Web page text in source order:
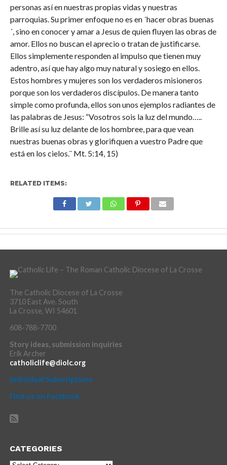
personas así en nuestras propias vidas y nuestras
parroquias. Su primer enfoque no es en ´hacer obras buenas
´, sino en conocer y amar a Jesus de quien fluyen las obras de
amor. Ellos no buscan el aprecio o tratan de justificarse.
Ellos simplemente responden al impulso que tienen muy
adentro, así que hay algo muy natural y sosiego en ellos.
Estos hombres y mujeres son los verdaderos misioneros
porque son los verdaderos discípulos. De manera tanto
simple como profunda, ellos son unos ejemplos radiantes de
las palabras de Jesus: “Vosotros sois la luz del mundo…..
Brille así su luz delante de los hombree, para que vean
nuestras buenas obras y glorifiquen a vuestro Padre que
está en los cielos.¨ Mt. 5:14, 15)
RELATED ITEMS:
The Catholic Diocese of La Crosse
3710 East Ave. South
La Crosse, WI 54601
608-788-7700
Story ideas, submission inquiries
Erik Archer
catholiclife@diolc.org
Individual Subscriptions
Find us on Facebook
CATEGORIES